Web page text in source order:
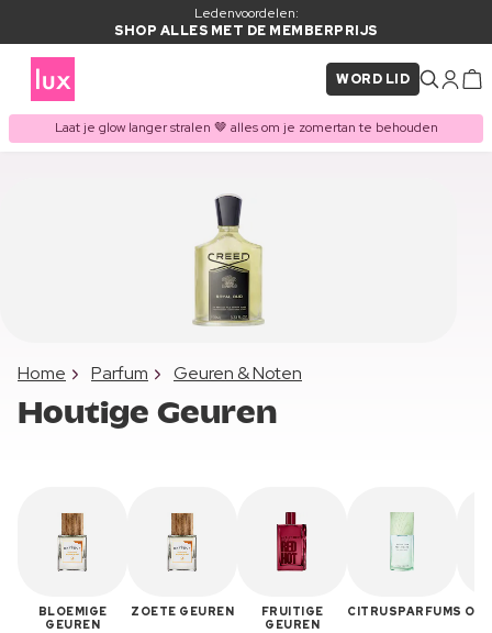
Ledenvoordelen:
SHOP ALLES MET DE MEMBERPRIJS
WORD LID
Laat je glow langer stralen 🤎 alles om je zomertan te behouden
Home Parfum Geuren & Noten
Houtige Geuren
BLOEMIGE
GEUREN
ZOETE GEUREN
FRUITIGE
GEUREN
CITRUSPARFUMS